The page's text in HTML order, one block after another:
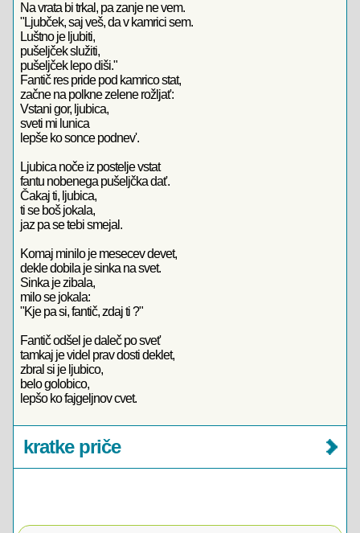
Na vrata bi trkal, pa zanje ne vem.
"Ljubček, saj veš, da v kamrici sem.
Luštno je ljubiti,
pušeljček služiti,
pušeljček lepo diši."
Fantič res pride pod kamrico stat,
začne na polkne zelene rožljat':
Vstani gor, ljubica,
sveti mi lunica
lepše ko sonce podnev'.
Ljubica noče iz postelje vstat
fantu nobenega pušeljčka dat'.
Čakaj ti, ljubica,
ti se boš jokala,
jaz pa se tebi smejal.
Komaj minilo je mesecev devet,
dekle dobila je sinka na svet.
Sinka je zibala,
milo se jokala:
"Kje pa si, fantič, zdaj ti ?"
Fantič odšel je daleč po svet'
tamkaj je videl prav dosti deklet,
zbral si je ljubico,
belo golobico,
lepšo ko fajgeljnov cvet.
kratke priče